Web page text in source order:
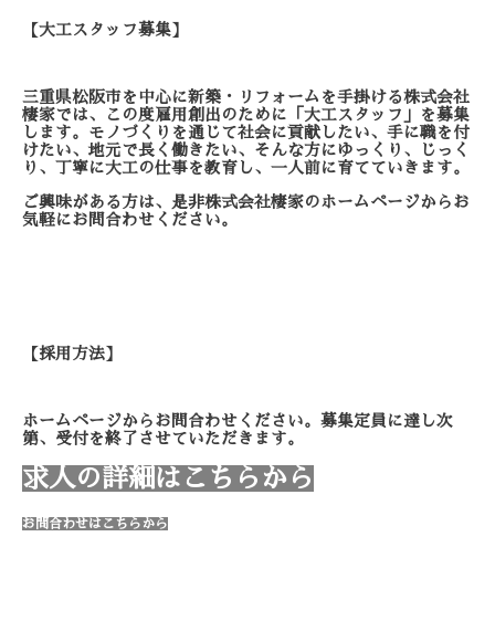
【大工スタッフ募集】
三重県松阪市を中心に新築・リフォームを手掛ける株式会社
棲家では、この度 雇用創出のために 「大工スタッフ」を募集
します。 モノづくりを通じて社会に貢献したい、 手に職を付
けたい、地元で長く 働きたい、そんな方にゆっくり、
じっく
り、丁寧に大工の仕事を教育し、一人前に育てていきます。
ご興味がある方は、 是非株式会社棲家のホームページから お
気軽にお問合わせください。
【採用方法】
ホームページからお問合わせください。 募集定員に達し次
第、受付を終了させていただきます。
求人の詳細はこちらから
お問合わせはこちらから